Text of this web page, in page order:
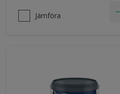
Jämföra